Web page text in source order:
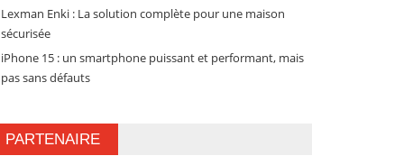
Lexman Enki : La solution complète pour une maison
sécurisée
iPhone 15 : un smartphone puissant et performant, mais
pas sans défauts
PARTENAIRE